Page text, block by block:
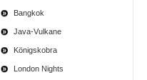
Bangkok
Java-Vulkane
Königskobra
London Nights